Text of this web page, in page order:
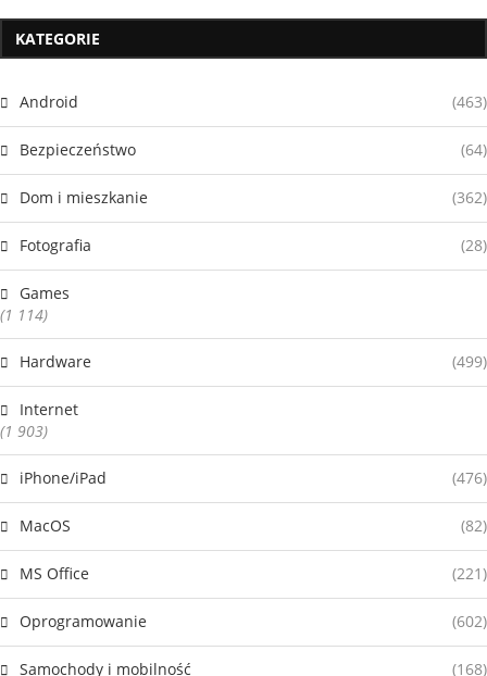
KATEGORIE
Android (463)
Bezpieczeństwo (64)
Dom i mieszkanie (362)
Fotografia (28)
Games
(1 114)
Hardware (499)
Internet
(1 903)
iPhone/iPad (476)
MacOS (82)
MS Office (221)
Oprogramowanie (602)
Samochody i mobilność (168)